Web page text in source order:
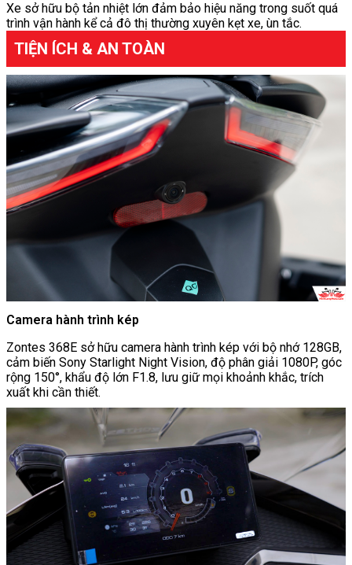
Xe sở hữu bộ tản nhiệt lớn đảm bảo hiệu năng trong suốt quá
trình vận hành kể cả đô thị thường xuyên kẹt xe, ùn tắc.
TIỆN ÍCH & AN TOÀN
Camera hành trình kép
Zontes 368E sở hữu camera hành trình kép với bộ nhớ 128GB,
cảm biến Sony Starlight Night Vision, độ phân giải 1080P, góc
rộng 150°, khẩu độ lớn F1.8, lưu giữ mọi khoảnh khắc, trích
xuất khi cần thiết.